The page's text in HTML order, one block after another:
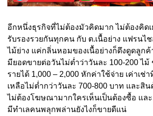
อีกหนึ่งธุรกิจที่ไม่ต้องมัวคิดมาก ไม่ต้องคิด
รับรองรวยกันทุกคน กับ ต.เนื้อย่าง แฟรนไ
ไม้ย่าง แค่กลิ่นหอมของเนื้อย่างก็ดึงดูดลูกค้
มียอดขายต่อวันไม่ต่ำว่าวันละ 100-200 ไม้
รายได้ 1,000 – 2,000 หักค่าใช้จ่าย เค่าเช่
เหลือไม่ต่ำกว่าวันละ 700-800 บาท และสิน
ไม่ต้องโฆษณามากใครเห็นเป็นต้องซื้อ แล
มีทำเลคนพลุกพล่านยังไงก็ขายดีแน่